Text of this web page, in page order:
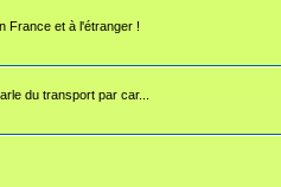
France et à l'étranger !
du transport par car...